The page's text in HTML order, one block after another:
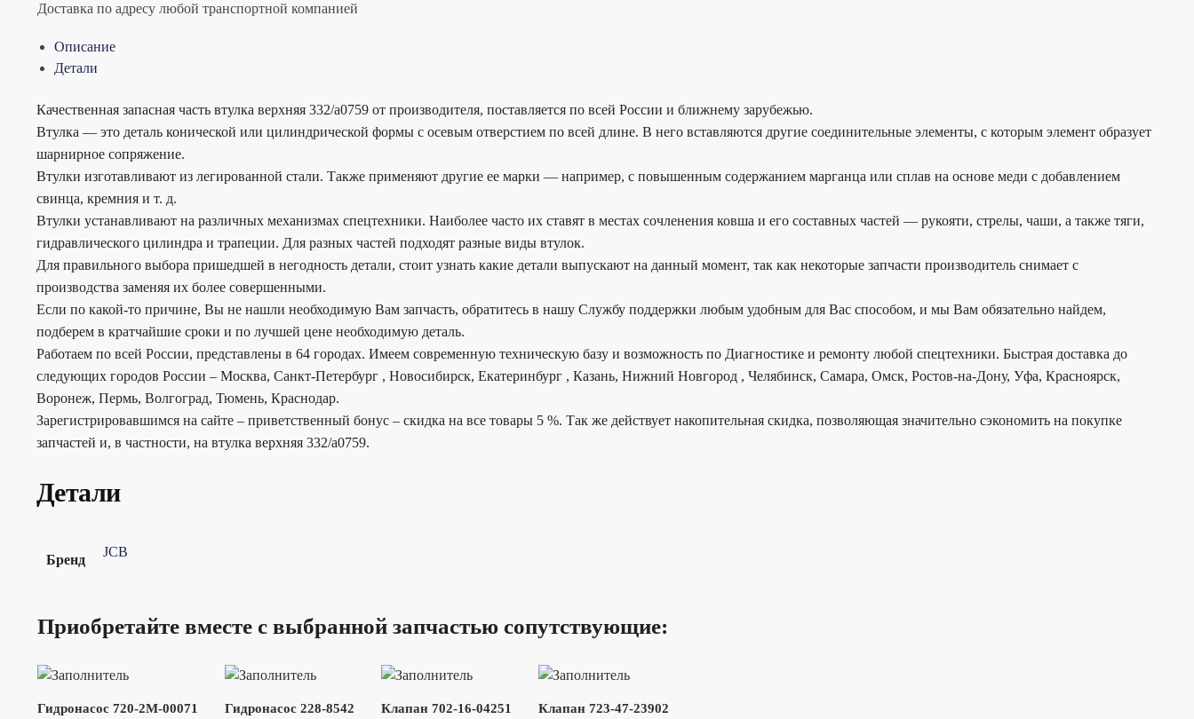
Доставка по адресу любой транспортной компанией
Описание
Детали
Качественная запасная часть втулка верхняя 332/a0759 от производителя, поставляется по всей России и ближнему зарубежью.
Втулка — это деталь конической или цилиндрической формы с осевым отверстием по всей длине. В него вставляются другие соединительные элементы, с которым элемент образует
шарнирное сопряжение.
Втулки изготавливают из легированной стали. Также применяют другие ее марки — например, с повышенным содержанием марганца или сплав на основе меди с добавлением
свинца, кремния и т. д.
Втулки устанавливают на различных механизмах спецтехники. Наиболее часто их ставят в местах сочленения ковша и его составных частей — рукояти, стрелы, чаши, а также тяги,
гидравлического цилиндра и трапеции. Для разных частей подходят разные виды втулок.
Для правильного выбора пришедшей в негодность детали, стоит узнать какие детали выпускают на данный момент, так как некоторые запчасти производитель снимает с
производства заменяя их более совершенными.
Если по какой-то причине, Вы не нашли необходимую Вам запчасть, обратитесь в нашу Службу поддержки любым удобным для Вас способом, и мы Вам обязательно найдем,
подберем в кратчайшие сроки и по лучшей цене необходимую деталь.
Работаем по всей России, представлены в 64 городах. Имеем современную техническую базу и возможность по Диагностике и ремонту любой спецтехники. Быстрая доставка до
следующих городов России – Москва, Санкт-Петербург , Новосибирск, Екатеринбург , Казань, Нижний Новгород , Челябинск, Самара, Омск, Ростов-на-Дону, Уфа, Красноярск,
Воронеж, Пермь, Волгоград, Тюмень, Краснодар.
Зарегистрировавшимся на сайте – приветственный бонус – скидка на все товары 5 %. Так же действует накопительная скидка, позволяющая значительно сэкономить на покупке
запчастей и, в частности, на втулка верхняя 332/a0759.
Детали
Бренд
JCB
Приобретайте вместе с выбранной запчастью сопутствующие:
Гидронасос 720-2M-00071 Гидронасос 228-8542 Клапан 702-16-04251 Клапан 723-47-23902